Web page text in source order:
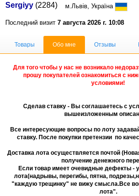
Продавец
Sergiyy (2284) м.Львів, Україна
Последний визит7 августа 2026 г. 10:08
Товары Обо мне Отзывы
Для того чтобы у нас не возникало
прошу покупателей ознакомиться с
условиями!
Сделав ставку - Вы соглашаетесь с
вышеизложенным
Все интересующие вопросы по лоту
ставку. После покупки претензии по
Доставка лота осуществляется почтой
получение денежного
Если товар имеет очевидные дефекты -
лота(надрывы, перегибы, пятна,
"каждую трещинку" не вижу смысла.Все
лота".